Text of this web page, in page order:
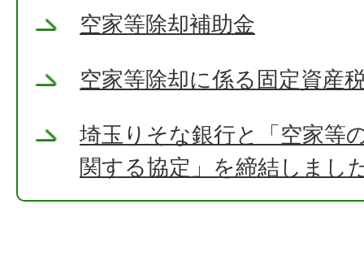
空家等除却補助金
空家等除却に係る固定資産
埼玉りそな銀行と「空家等
関する協定」を締結しまし